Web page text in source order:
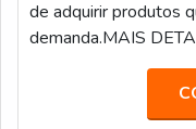
de adquirir produtos
demanda.MAIS
ELEVADOR
fábrica elevador
CTA Engenharia.